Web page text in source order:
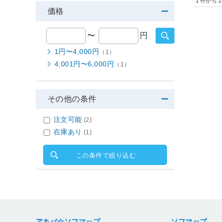
価格
〜 円
1円〜4,000円 （1）
4,001円〜6,000円 （1）
その他の条件
注文可能 (2)
在庫あり (1)
この条件で絞り込む